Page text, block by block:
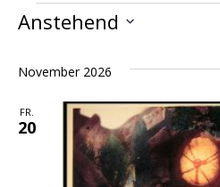
Veranstaltungen
Anstehend
wählen.
November 2026
FR.
20